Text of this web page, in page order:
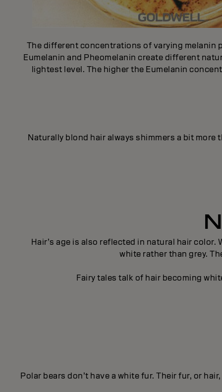
The different concentrations of varying melanin
Eumelanin and Pheomelanin create different
lightest level. The higher the Eumelanin
Naturally blond hair always shimmers a bit
Hair’s age is also reflected in natural hair
white rather than grey.
Fairy tales talk of hair becoming
Polar bears don’t have a white fur. Their fur, or